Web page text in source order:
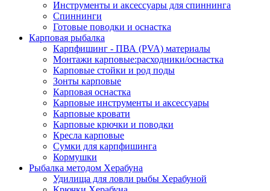
Инструменты и аксессуары для спиннинга
Спиннинги
Готовые поводки и оснастка
Карповая рыбалка
Карпфишинг - ПВА (PVA) материалы
Монтажи карповые:расходники/оснастка
Карповые стойки и род поды
Зонты карповые
Карповая оснастка
Карповые инструменты и аксессуары
Карповые кровати
Карповые крючки и поводки
Кресла карповые
Сумки для карпфишинга
Кормушки
Рыбалка методом Херабуна
Удилища для ловли рыбы Херабуной